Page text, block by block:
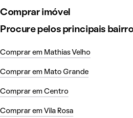
Comprar imóvel
Procure pelos principais
Comprar em Mathias Velho
Comprar em Mato Grande
Comprar em Centro
Comprar em Vila Rosa